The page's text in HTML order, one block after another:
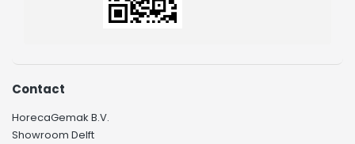
Contact
HorecaGemak B.V.
Showroom Delft